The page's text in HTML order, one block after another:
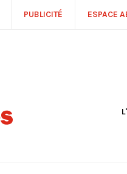
PUBLICITÉ ESPACE